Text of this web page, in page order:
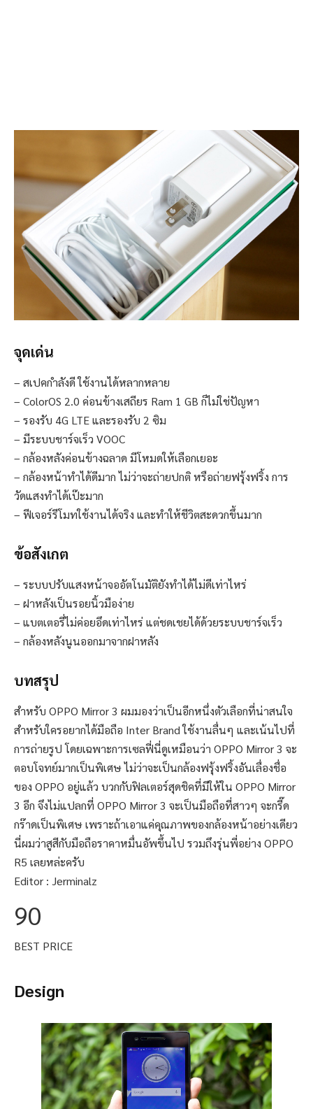
จุดเด่น
– สเปคกำลังดี ใช้งานได้หลากหลาย
– ColorOS 2.0 ค่อนข้างเสถียร Ram 1 GB ก็ไม่ใช่ปัญหา
– รองรับ 4G LTE และรองรับ 2 ซิม
– มีระบบชาร์จเร็ว VOOC
– กล้องหลังค่อนข้างฉลาด มีโหมดให้เลือกเยอะ
– กล้องหน้าทำได้ดีมาก ไม่ว่าจะถ่ายปกติ หรือถ่ายฟรุ้งฟริ้ง การ
วัดแสงทำได้เป๊ะมาก
– ฟีเจอร์รีโมทใช้งานได้จริง และทำให้ชีวิตสะดวกขึ้นมาก
ข้อสังเกต
– ระบบปรับแสงหน้าจออัตโนมัติยังทำได้ไม่ดีเท่าไหร่
– ฝาหลังเป็นรอยนิ้วมือง่าย
– แบตเตอรี่ไม่ค่อยอึดเท่าไหร่ แต่ชดเชยได้ด้วยระบบชาร์จเร็ว
– กล้องหลังนูนออกมาจากฝาหลัง
บทสรุป
สำหรับ OPPO Mirror 3 ผมมองว่าเป็นอีกหนึ่งตัวเลือกที่น่าสนใจ
สำหรับใครอยากได้มือถือ Inter Brand ใช้งานลื่นๆ และเน้นไปที่
การถ่ายรูป โดยเฉพาะการเซลฟี่นี่ดูเหมือนว่า OPPO Mirror 3 จะ
ตอบโจทย์มากเป็นพิเศษ ไม่ว่าจะเป็นกล้องฟรุ้งฟริ้งอันเลื่องชื่อ
ของ OPPO อยู่แล้ว บวกกับฟิลเตอร์สุดชิคที่มีให้ใน OPPO Mirror
3 อีก จึงไม่แปลกที่ OPPO Mirror 3 จะเป็นมือถือที่สาวๆ จะกรี๊ด
กร๊าดเป็นพิเศษ เพราะถ้าเอาแค่คุณภาพของกล้องหน้าอย่างเดียว
นี่ผมว่าสูสีกับมือถือราคาหมื่นอัพขึ้นไป รวมถึงรุ่นพี่อย่าง OPPO
R5 เลยหล่ะครับ
Editor : Jerminalz
90
BEST PRICE
Design